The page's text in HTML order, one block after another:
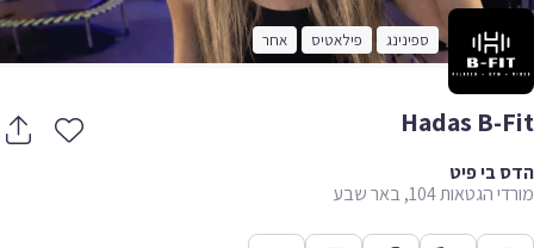
ספינינג פילאטיס אחר
Hadas B-
בי פיט
הגטאות 104, באר שבע